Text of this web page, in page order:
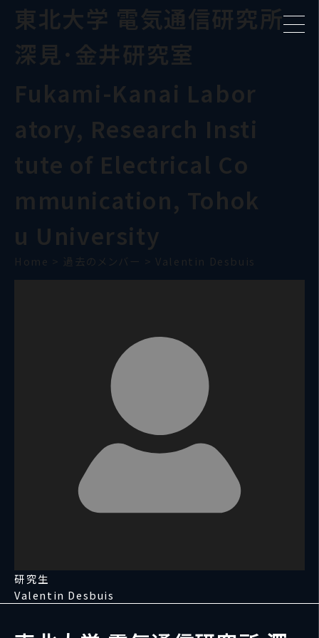
東北大学 電気通信研究所
深見･金井研究室
Fukami-Kanai Labor
atory, Research Insti
tute of Electrical Co
mmunication, Tohok
u University
Home > 過去のメンバー > Valentin Desbuis
研究生
Valentin Desbuis